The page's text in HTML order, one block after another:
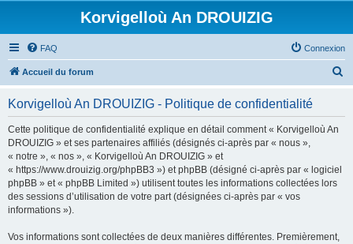
Korvigelloù An DROUIZIG
FAQ Connexion
Accueil du forum
Korvigelloù An DROUIZIG - Politique de confidentialité
Cette politique de confidentialité explique en détail comment « Korvigelloù An
DROUIZIG » et ses partenaires affiliés (désignés ci-après par « nous »,
« notre », « nos », « Korvigelloù An DROUIZIG » et
« https://www.drouizig.org/phpBB3 ») et phpBB (désigné ci-après par « logiciel
phpBB » et « phpBB Limited ») utilisent toutes les informations collectées lors
des sessions d’utilisation de votre part (désignées ci-après par « vos
informations »).
Vos informations sont collectées de deux manières différentes. Premièrement,